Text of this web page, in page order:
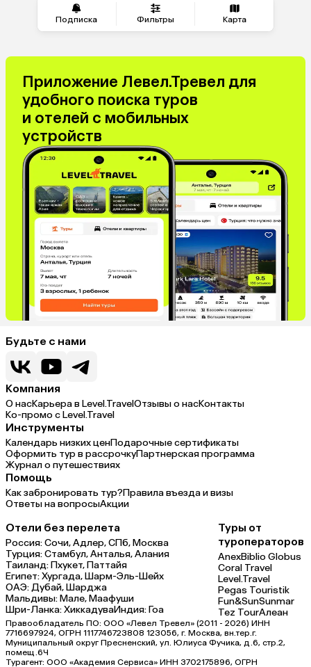
Подписка Фильтры Карта
Приложение Левел.Тревел для
удобного поиска туров
и отелей с мобильных
устройств
Будьте с нами
Компания
О насКарьера в Level.TravelОтзывы о насКонтакты
Ко-промо с Level.Travel
Инструменты
Календарь низких ценПодарочные сертификаты
Оформить тур в рассрочкуПартнерская программа
Журнал о путешествиях
Помощь
Как забронировать тур?Правила въезда и визы
Ответы на вопросыАкции
Отели без перелета
Россия:Сочи,Адлер,СПб,Москва
Турция:Стамбул,Анталья,Алания
Таиланд:Пхукет,Паттайя
Египет:Хургада,Шарм-Эль-Шейх
ОАЭ:Дубай,Шарджа
Мальдивы:Мале,Маафуши
Шри-Ланка:ХиккадуваИндия:Гоа
Туры от
туроператоров
AnexBiblio Globus
Coral Travel
Level.Travel
Pegas Touristik
Fun&SunSunmar
Tez TourАлеан
Правообладатель ПО: ООО «Левел Тревел» (2011 - 2026) ИНН
7716697924, ОГРН 1117746723808 123056, г. Москва, вн.тер.г.
Муниципальный округ Пресненский, ул. Юлиуса Фучика, д.6, стр.2,
помещ.6Ч
Турагент: ООО «Академия Сервиса» ИНН 3702175896, ОГРН